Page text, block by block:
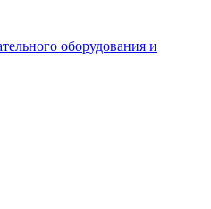
оборудования и